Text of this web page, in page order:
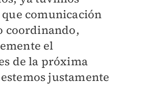
comunicación
coordinando,
el
de la próxima
justamente